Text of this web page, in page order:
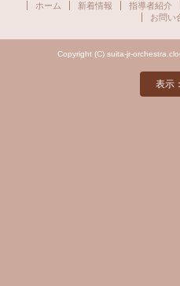
ホーム 新着情報 指導者紹介
お問い
Copyright (C) suita-jr-
表示